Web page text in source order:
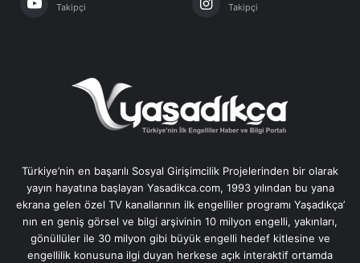
Takipçi Takipçi
Türkiye’nin en başarılı Sosyal Girişimcilik Projelerinden bir olarak
yayın hayatına başlayan Yasadikca.com, 1993 yılından bu yana
ekrana gelen özel TV kanallarının ilk engelliler programı Yaşadıkça’
nın en geniş görsel ve bilgi arşivinin 10 milyon engelli, yakınları,
gönüllüler ile 30 milyon gibi büyük engelli hedef kitlesine ve
engellilik konusuna ilgi duyan herkese açık interaktif ortamda